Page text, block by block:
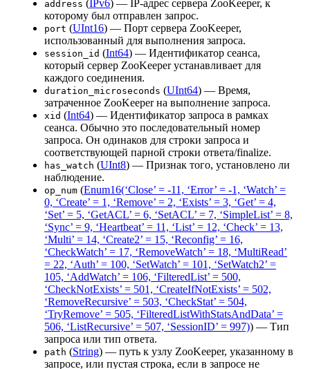
address (IPv6) — IP-адрес сервера ZooKeeper, к
которому был отправлен запрос.
port (UInt16) — Порт сервера ZooKeeper,
использованный для выполнения запроса.
session_id (Int64) — Идентификатор сеанса,
который сервер ZooKeeper устанавливает для
каждого соединения.
duration_microseconds (UInt64) — Время,
затраченное ZooKeeper на выполнение запроса.
xid (Int64) — Идентификатор запроса в рамках
сеанса. Обычно это последовательный номер
запроса. Он одинаков для строки запроса и
соответствующей парной строки ответа/finalize.
has_watch (UInt8) — Признак того, установлено ли
наблюдение.
op_num (Enum16(‘Close’ = -11, ‘Error’ = -1, ‘Watch’ =
0, ‘Create’ = 1, ‘Remove’ = 2, ‘Exists’ = 3, ‘Get’ = 4,
‘Set’ = 5, ‘GetACL’ = 6, ‘SetACL’ = 7, ‘SimpleList’ = 8,
‘Sync’ = 9, ‘Heartbeat’ = 11, ‘List’ = 12, ‘Check’ = 13,
‘Multi’ = 14, ‘Create2’ = 15, ‘Reconfig’ = 16,
‘CheckWatch’ = 17, ‘RemoveWatch’ = 18, ‘MultiRead’
= 22, ‘Auth’ = 100, ‘SetWatch’ = 101, ‘SetWatch2’ =
105, ‘AddWatch’ = 106, ‘FilteredList’ = 500,
‘CheckNotExists’ = 501, ‘CreateIfNotExists’ = 502,
‘RemoveRecursive’ = 503, ‘CheckStat’ = 504,
‘TryRemove’ = 505, ‘FilteredListWithStatsAndData’ =
506, ‘ListRecursive’ = 507, ‘SessionID’ = 997)) — Тип
запроса или тип ответа.
path (String) — путь к узлу ZooKeeper, указанному в
запросе, или пустая строка, если в запросе не